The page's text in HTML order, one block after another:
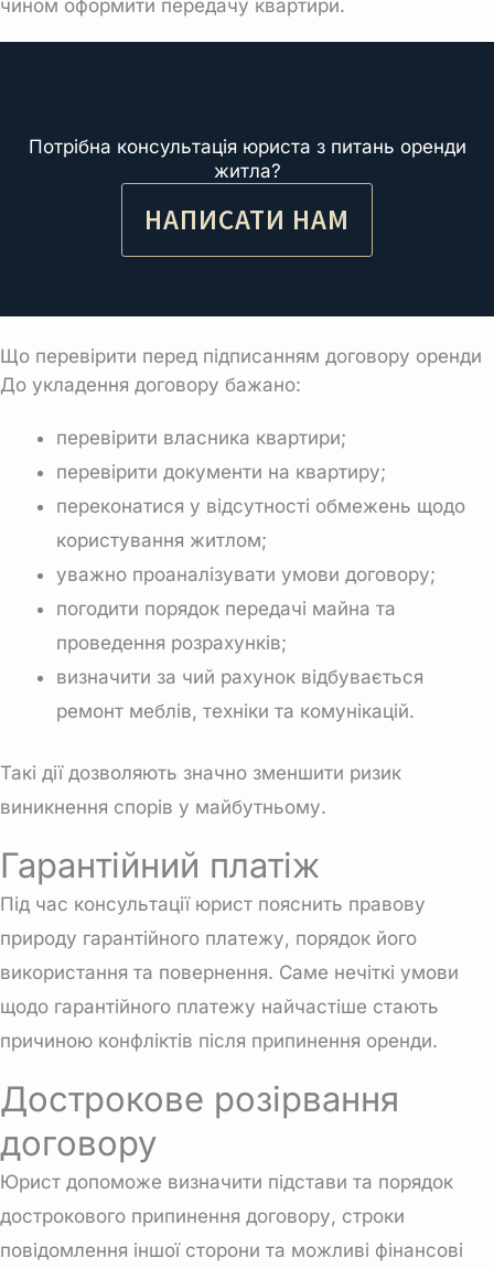
чином оформити передачу квартири.
Потрібна консультація юриста з питань оренди
житла?
НАПИСАТИ НАМ
Що перевірити перед підписанням договору оренди
До укладення договору бажано:
перевірити власника квартири;
перевірити документи на квартиру;
переконатися у відсутності обмежень щодо
користування житлом;
уважно проаналізувати умови договору;
погодити порядок передачі майна та
проведення розрахунків;
визначити за чий рахунок відбувається
ремонт меблів, техніки та комунікацій.
Такі дії дозволяють значно зменшити ризик
виникнення спорів у майбутньому.
Гарантійний платіж
Під час консультації юрист пояснить правову
природу гарантійного платежу, порядок його
використання та повернення. Саме нечіткі умови
щодо гарантійного платежу найчастіше стають
причиною конфліктів після припинення оренди.
Дострокове розірвання
договору
Юрист допоможе визначити підстави та порядок
дострокового припинення договору, строки
повідомлення іншої сторони та можливі фінансові